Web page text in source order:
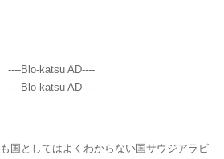
----Blo-katsu AD----
----Blo-katsu AD----
国としてはよくわからない国サウジアラビ